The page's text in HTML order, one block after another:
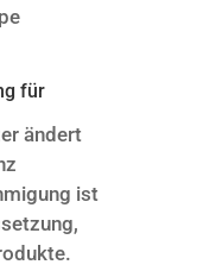
für
ändert
ist